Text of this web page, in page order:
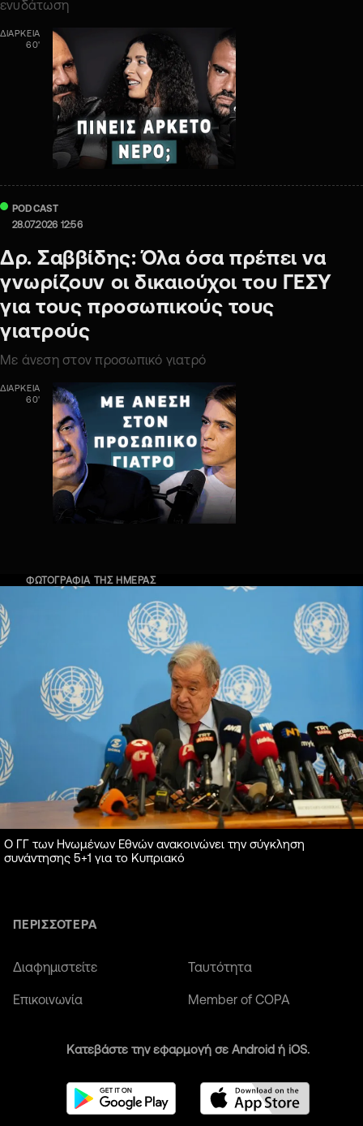
ενυδάτωση
ΔΙΑΡΚΕΙΑ
60'
PODCAST
28.07.2026 12:56
Δρ. Σαββίδης: Όλα όσα πρέπει να
γνωρίζουν οι δικαιούχοι του ΓΕΣΥ
για τους προσωπικούς τους
γιατρούς
Με άνεση στον προσωπικό γιατρό
ΔΙΑΡΚΕΙΑ
60'
ΦΩΤΟΓΡΑΦΙΑ ΤΗΣ ΗΜΕΡΑΣ
Ο ΓΓ των Ηνωμένων Εθνών ανακοινώνει την σύγκληση
συνάντησης 5+1 για το Κυπριακό
ΠΕΡΙΣΣΟΤΕΡΑ
Διαφημιστείτε Ταυτότητα
Επικοινωνία Member of COPA
Κατεβάστε την εφαρμογή σε Android ή iOS.